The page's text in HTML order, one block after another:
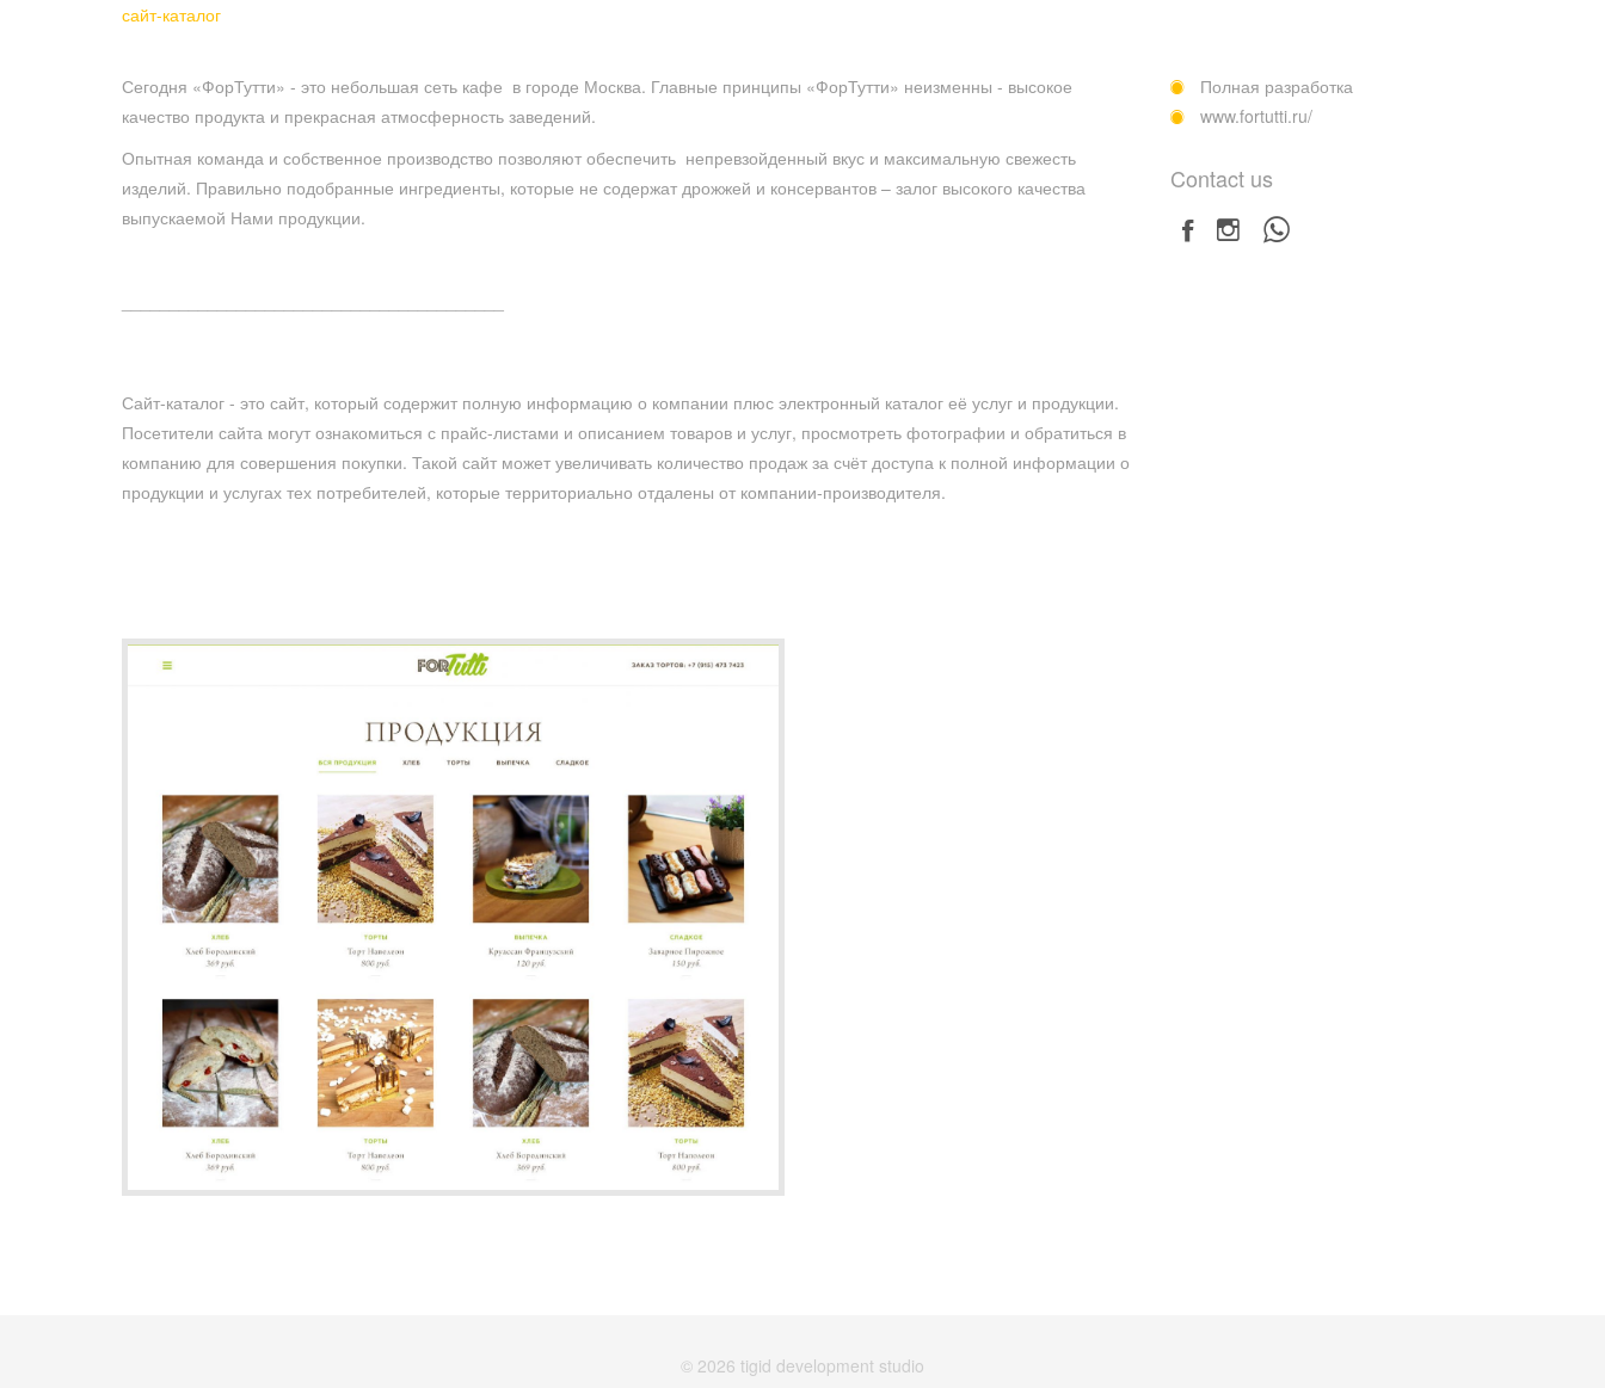
сайт-каталог
Сегодня «ФорТутти» - это небольшая сеть кафе в городе Москва. Главные принципы «ФорТутти» неизменны - высокое
качество продукта и прекрасная атмосферность заведений.
Опытная команда и собственное производство позволяют обеспечить непревзойденный вкус и максимальную свежесть
изделий. Правильно подобранные ингредиенты, которые не содержат дрожжей и консервантов – залог высокого качества
выпускаемой Нами продукции.
Сайт-каталог - это сайт, который содержит полную информацию о компании плюс электронный каталог её услуг и продукции.
Посетители сайта могут ознакомиться с прайс-листами и описанием товаров и услуг, просмотреть фотографии и обратиться в
компанию для совершения покупки. Такой сайт может увеличивать количество продаж за счёт доступа к полной информации о
продукции и услугах тех потребителей, которые территориально отдалены от компании-производителя.
Полная разработка
www.fortutti.ru/
Contact us
© 2026 tigid development studio